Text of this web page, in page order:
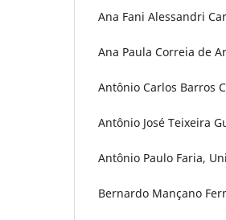
Ana Fani Alessandri
Ana Paula Correia de
Antônio Carlos Barros
Antônio José Teixeira
Antônio Paulo Faria,
Bernardo Mançano